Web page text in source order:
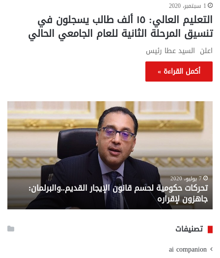
1 سبتمبر، 2020
التعليم العالي: ١٥ ألف طالب يسجلون في
تنسيق المرحلة الثانية للعام الجامعي الحالي
اعلن السيد عطا رئيس
أكمل القراءة »
تحركات
حكومية
لحسم
قانون
القديم..والبرلمان:
جاهزون
لإقراره
7 يوليو، 2020
تحركات حكومية لحسم قانون الإيجار القديم..والبرلمان:
جاهزون لإقراره
..
من
تصنيفات
ai companion